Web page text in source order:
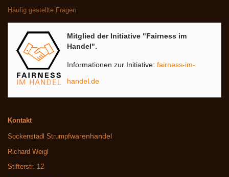
Häufig gestellte Fragen
Mitglied der Initiative "Fairness im
Handel".
Informationen zur Initiative: fairness-im-
handel.de
Kontakt
Sockenstadl Strumpfwarenhandel
Richard Weigl
Stifterstr. 12